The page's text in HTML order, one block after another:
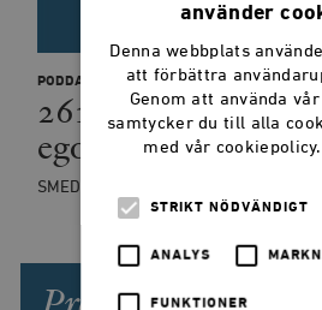
PODDAR
261: Ayn Rand:
egoism och kärlek
SMEDJANPODDEN
använder
Denna webbplats
att förbättra
Genom att använda
samtycker du till alla
med vår cookiepolicy.
STRIKT NÖDVÄNDIGT
ANALYS
FUNKTIONER